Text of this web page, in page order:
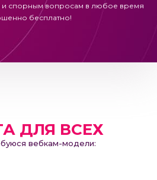
и спорным вопросам в любое время
бесплатно!
ДЛЯ ВСЕХ
вебкам-модели: